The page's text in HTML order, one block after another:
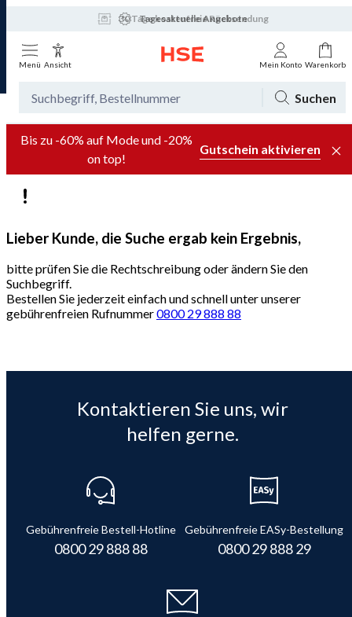
30 Tage kostenfreie Rücksendung
Tagesaktuelle Angebote
Menü Ansicht Mein Konto Warenkorb
Suchen
Bis zu -60% auf Mode und -20%
on top!
Gutschein aktivieren
Lieber Kunde, die Suche ergab kein Ergebnis,
bitte prüfen Sie die Rechtschreibung oder ändern Sie den
Suchbegriff.
Bestellen Sie jederzeit einfach und schnell unter unserer
gebührenfreien Rufnummer0800 29 888 88
Kontaktieren Sie uns, wir
helfen gerne.
Gebührenfreie Bestell-Hotline
0800 29 888 88
Gebührenfreie EASy-Bestellung
0800 29 888 29